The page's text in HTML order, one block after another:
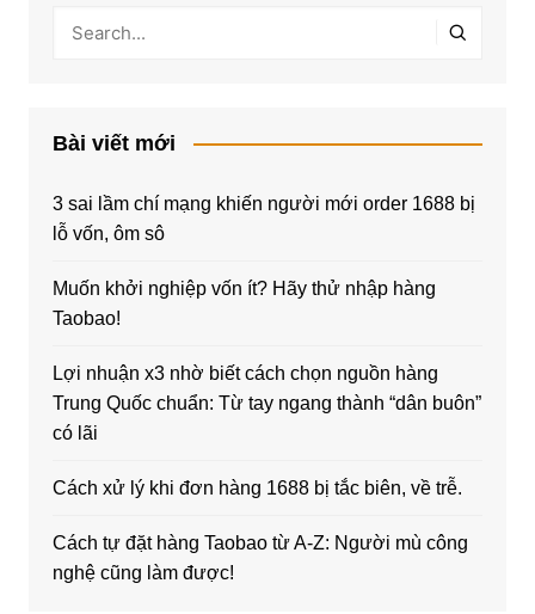
Bài viết mới
3 sai lầm chí mạng khiến người mới order 1688 bị
lỗ vốn, ôm sô
Muốn khởi nghiệp vốn ít? Hãy thử nhập hàng
Taobao!
Lợi nhuận x3 nhờ biết cách chọn nguồn hàng
Trung Quốc chuẩn: Từ tay ngang thành “dân buôn”
có lãi
Cách xử lý khi đơn hàng 1688 bị tắc biên, về trễ.
Cách tự đặt hàng Taobao từ A-Z: Người mù công
nghệ cũng làm được!